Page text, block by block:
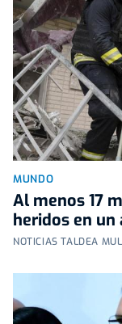
MUNDO
Al menos 17
heridos en un
NOTICIAS TALDEA